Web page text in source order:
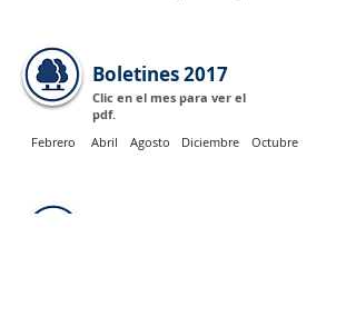
Boletines 2017
Clic en el mes para ver el
pdf.
Febrero
Agosto
Abril Diciembre Octubre